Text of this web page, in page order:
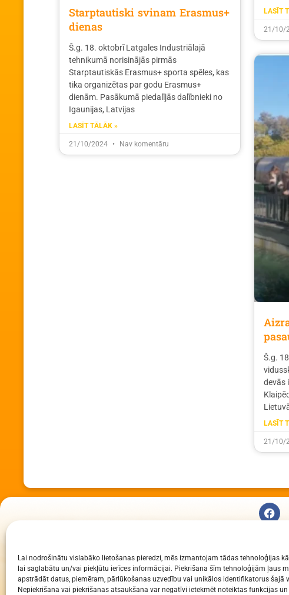
Lai nodrošinātu vislabāko lietošanas pieredzi, mēs izmantojam tādas tehnoloģijas kā
lai saglabātu un/vai piekļūtu ierīces informācijai. Piekrišana šīm tehnoloģijām ļaus
apstrādāt datus, piemēram, pārlūkošanas uzvedību vai unikālos identifikatorus šajā
Nepiekrišana vai piekrišanas atsaukšana var negatīvi ietekmēt noteiktas funkcijas un
LASĪT
21/10/
Starptautiski svinam Erasmus+
dienas
Š.g. 18. oktobrī Latgales Industriālajā
tehnikumā norisinājās pirmās
Starptautiskās Erasmus+ sporta spēles, kas
tika organizētas par godu Erasmus+
dienām. Pasākumā piedalījās dalībnieki no
Igaunijas, Latvijas
LASĪT TĀLĀK »
21/10/2024 Nav komentāru
Š.g.
devās
LASĪT
21/10/
Daugavpils Zinātņu vidusskola
Raiņa iela 30, Daugavpils, LV-5401